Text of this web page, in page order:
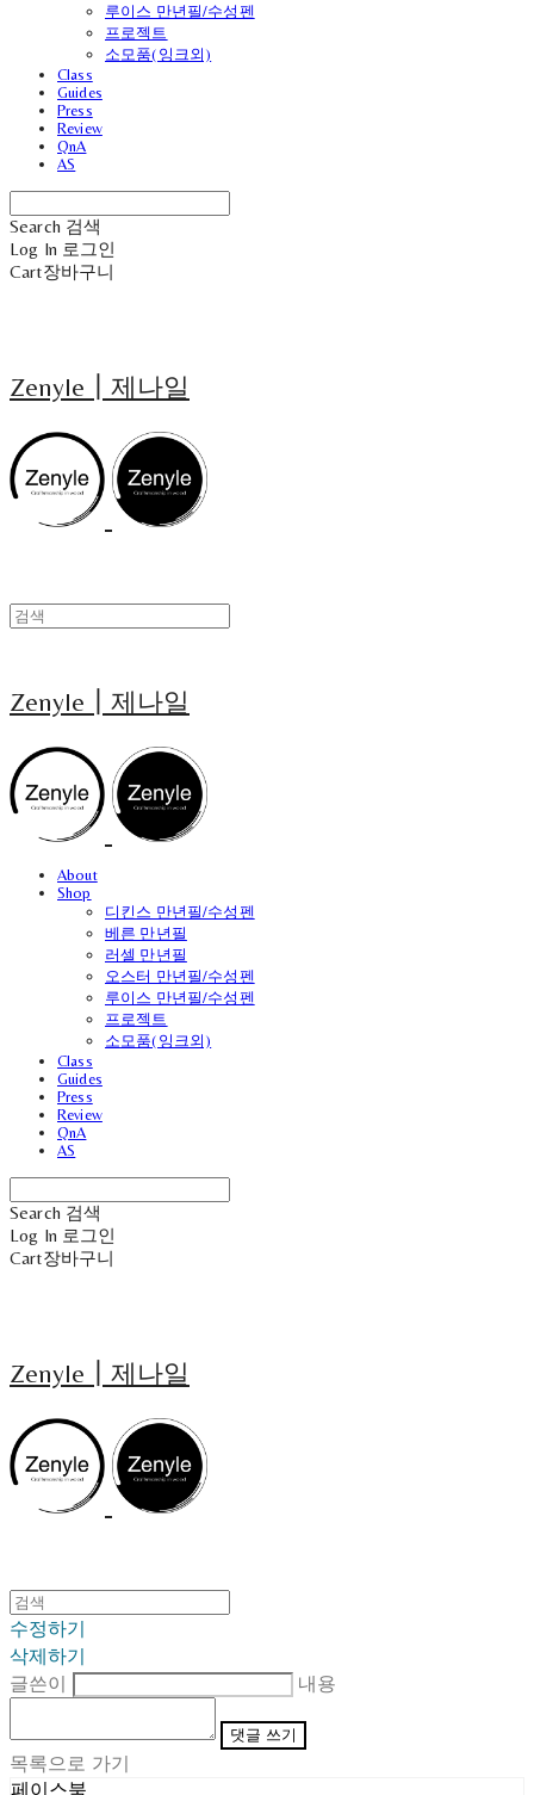
루이스 만년필/수성펜
프로젝트
소모품(잉크외)
Class
Guides
Press
Review
QnA
AS
Search 검색
Log In 로그인
Cart장바구니
Zenyle┃제나일
Zenyle┃제나일
About
Shop
디킨스 만년필/수성펜
베른 만년필
러셀 만년필
오스터 만년필/수성펜
루이스 만년필/수성펜
프로젝트
소모품(잉크외)
Class
Guides
Press
Review
QnA
AS
Search 검색
Log In 로그인
Cart장바구니
Zenyle┃제나일
수정하기
삭제하기
글쓴이
내용
댓글 쓰기
목록으로 가기
페이스북